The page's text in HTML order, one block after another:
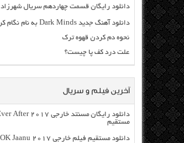
دانلود رایگان قسمت چهاردهم سریال شهرزاد
دانلود آهنگ جدید Dark Minds به نام نگام کن با لینک مستقیم
نحوه دم کردن قهوه ترک
علت درد کف پا چیست؟
آخرین فیلم و سریال
مستقیم
دانلود مستقیم فیلم خارجی OK Jaanu 2017 از سرور سایت